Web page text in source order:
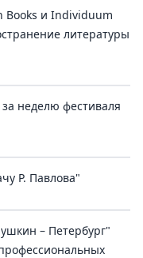
Books и Individuum
литературы
неделю фестиваля
Р. Павлова"
– Петербург"